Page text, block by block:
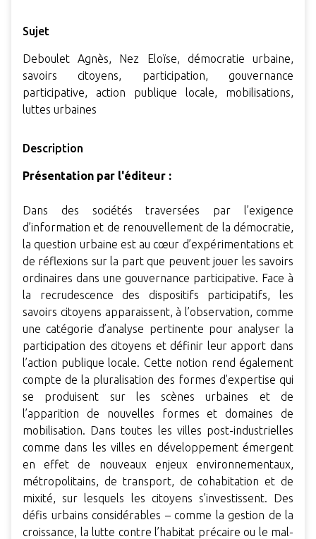
Sujet
Deboulet Agnès, Nez Eloïse, démocratie urbaine,
savoirs citoyens, participation, gouvernance
participative, action publique locale, mobilisations,
luttes urbaines
Description
Présentation par l'éditeur :
Dans des sociétés traversées par l’exigence
d’information et de renouvellement de la démocratie,
la question urbaine est au cœur d’expérimentations et
de réflexions sur la part que peuvent jouer les savoirs
ordinaires dans une gouvernance participative. Face à
la recrudescence des dispositifs participatifs, les
savoirs citoyens apparaissent, à l’observation, comme
une catégorie d’analyse pertinente pour analyser la
participation des citoyens et définir leur apport dans
l’action publique locale. Cette notion rend également
compte de la pluralisation des formes d’expertise qui
se produisent sur les scènes urbaines et de
l’apparition de nouvelles formes et domaines de
mobilisation. Dans toutes les villes post-industrielles
comme dans les villes en développement émergent
en effet de nouveaux enjeux environnementaux,
métropolitains, de transport, de cohabitation et de
mixité, sur lesquels les citoyens s’investissent. Des
défis urbains considérables – comme la gestion de la
croissance, la lutte contre l’habitat précaire ou le mal-